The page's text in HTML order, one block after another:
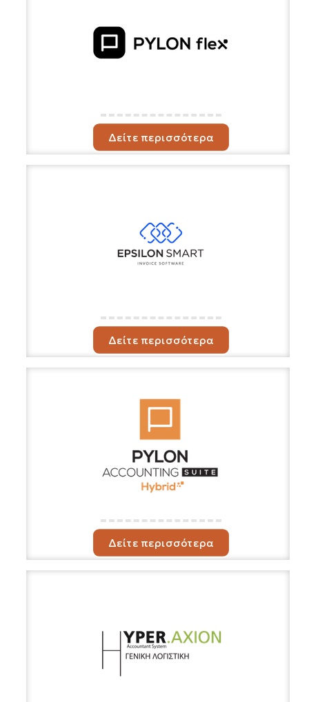
Δείτε περισσότερα
Δείτε περισσότερα
Δείτε περισσότερα